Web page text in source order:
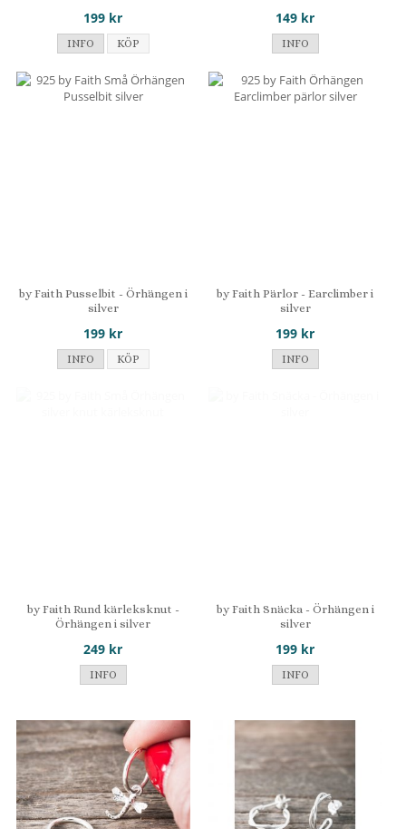
199 kr
INFO KÖP
149 kr
INFO
by Faith Pusselbit - Örhängen i
silver
199 kr
INFO KÖP
by Faith Pärlor - Earclimber i
silver
199 kr
INFO
by Faith Rund kärleksknut -
Örhängen i silver
249 kr
INFO
by Faith Snäcka - Örhängen i
silver
199 kr
INFO